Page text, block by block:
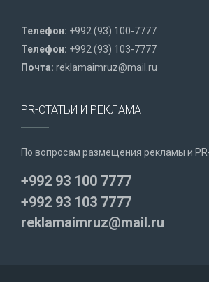
Телефон: +992 (93) 100-7777
Телефон: +992 (93) 103-7777
Почта: reklamaimruz@mail.ru
PR-СТАТЬИ И РЕКЛАМА
По вопросам размещения рекламы и
+992 93 100 7777
+992 93 103 7777
reklamaimruz@mail.ru